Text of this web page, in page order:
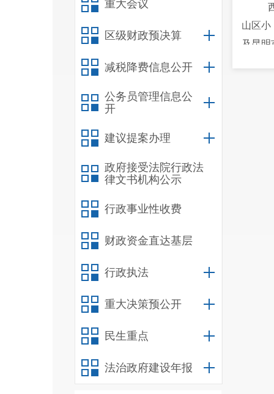
重大会议
区级财政预决算
减税降费信息公开
公务员管理信息公
开
建议提案办理
政府接受法院行政法
律文书机构公示
行政事业性收费
财政资金直达基层
行政执法
重大决策预公开
民生重点
法治政府建设年报
山区小
及昆